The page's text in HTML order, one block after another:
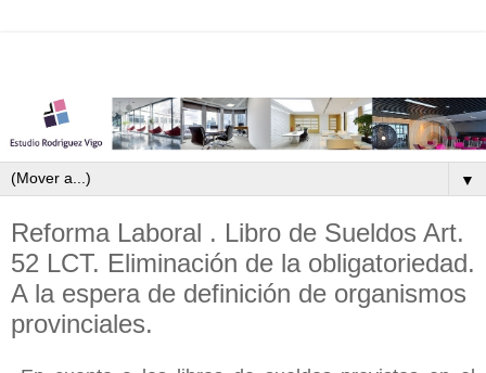
▼
Reforma Laboral . Libro de Sueldos Art.
52 LCT. Eliminación de la obligatoriedad.
A la espera de definición de organismos
provinciales.